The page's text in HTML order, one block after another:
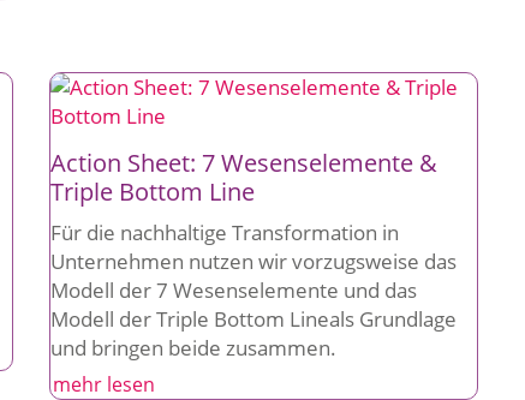
Action Sheet: 7 Wesenselemente &
Triple Bottom Line
Für die nachhaltige Transformation in
Unternehmen nutzen wir vorzugsweise das
Modell der 7 Wesenselemente und das
Modell der Triple Bottom Lineals Grundlage
und bringen beide zusammen.
mehr lesen